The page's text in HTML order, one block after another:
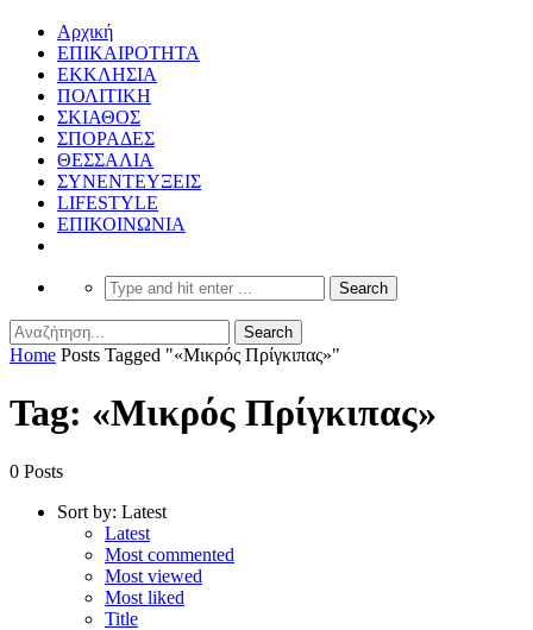
Αρχική
ΕΠΙΚΑΙΡΟΤΗΤΑ
ΕΚΚΛΗΣΙΑ
ΠΟΛΙΤΙΚΗ
ΣΚΙΑΘΟΣ
ΣΠΟΡΑΔΕΣ
ΘΕΣΣΑΛΙΑ
ΣΥΝΕΝΤΕΥΞΕΙΣ
LIFESTYLE
ΕΠΙΚΟΙΝΩΝΙΑ
Home Posts Tagged "«Μικρός Πρίγκιπας»"
Tag: «Μικρός Πρίγκιπας»
0 Posts
Sort by: Latest
Latest
Most commented
Most viewed
Most liked
Title